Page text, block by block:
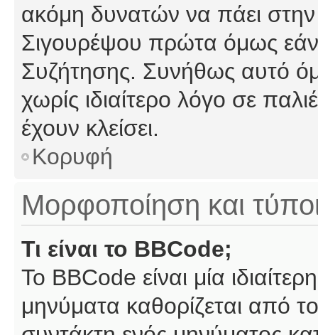
ακόμη δυνατών να πάει
Σιγουρέψου πρώτα όμως εάν
Συζήτησης. Συνήθως αυτό
χωρίς ιδιαίτερο λόγο σε
έχουν κλείσει.
Κορυφή
Μορφοποίηση και
Τι είναι το BBCode;
Το BBCode είναι μία
μηνύματα καθορίζεται από